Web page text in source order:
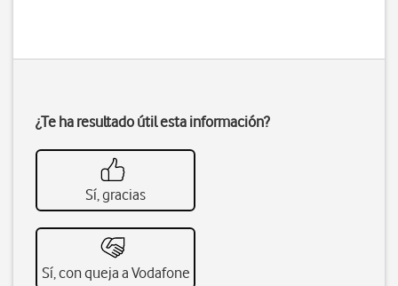
¿Te ha resultado útil esta información?
Sí, gracias
Sí, con queja a Vodafone